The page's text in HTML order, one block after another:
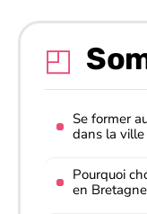
Se former
dans la
Pourquoi
en